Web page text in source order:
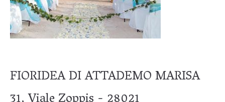
FIORIDEA DI ATTADEMO MARISA